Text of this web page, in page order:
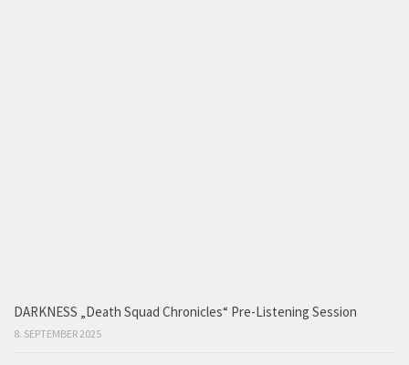
DARKNESS „Death Squad Chronicles“ Pre-Listening Session
8. SEPTEMBER 2025